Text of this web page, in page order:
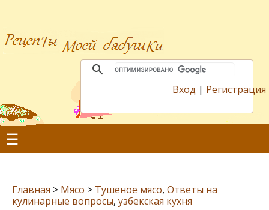
Вход | Регистрация
☰
Главная > Мясо > Тушеное мясо, Ответы на
кулинарные вопросы, узбекская кухня